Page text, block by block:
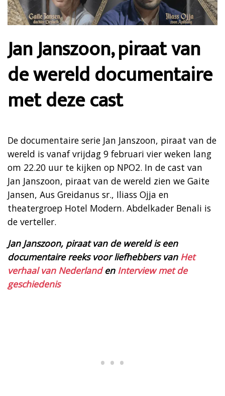
Jan Janszoon, piraat van
de wereld documentaire
met deze cast
De documentaire serie Jan Janszoon, piraat van de
wereld is vanaf vrijdag 9 februari vier weken lang
om 22.20 uur te kijken op NPO2. In de cast van
Jan Janszoon, piraat van de wereld zien we Gaite
Jansen, Aus Greidanus sr., Iliass Ojja en
theatergroep Hotel Modern. Abdelkader Benali is
de verteller.
Jan Janszoon, piraat van de wereld is een
documentaire reeks voor liefhebbers van Het
verhaal van Nederlanden Interview met de
geschiedenis